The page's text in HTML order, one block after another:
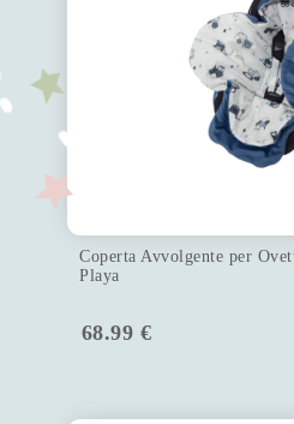
Coperta Avvolgente per
Playa
68.99 €